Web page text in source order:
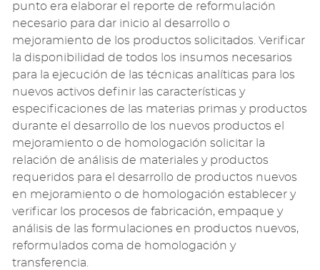
punto era elaborar el reporte de reformulación
necesario para dar inicio al desarrollo o
mejoramiento de los productos solicitados. Verificar
la disponibilidad de todos los insumos necesarios
para la ejecución de las técnicas analíticas para los
nuevos activos definir las características y
especificaciones de las materias primas y productos
durante el desarrollo de los nuevos productos el
mejoramiento o de homologación solicitar la
relación de análisis de materiales y productos
requeridos para el desarrollo de productos nuevos
en mejoramiento o de homologación establecer y
verificar los procesos de fabricación, empaque y
análisis de las formulaciones en productos nuevos,
reformulados coma de homologación y
transferencia.